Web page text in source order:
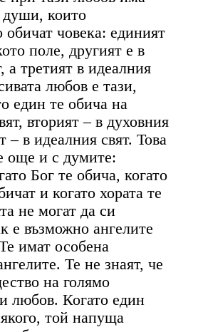
души, които
обичат човека: единият
поле, другият е в
а третият в идеалния
любов е тази,
един те обича на
вторият – в духовния
– в идеалния свят. Това
още и с думите:
Бог те обича, когато
и когато хората те
не могат да си
е възможно ангелите
имат особена
Те не знаят, че
на голямо
любов. Когато един
той напуща